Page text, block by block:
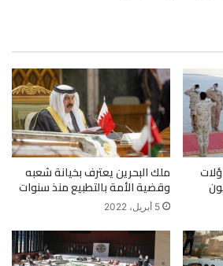
ملك البحرين يعترف بخيانة شعبه
وقضية الأمة بالتطبيع منذ سنوات
5 أبريل، 2022